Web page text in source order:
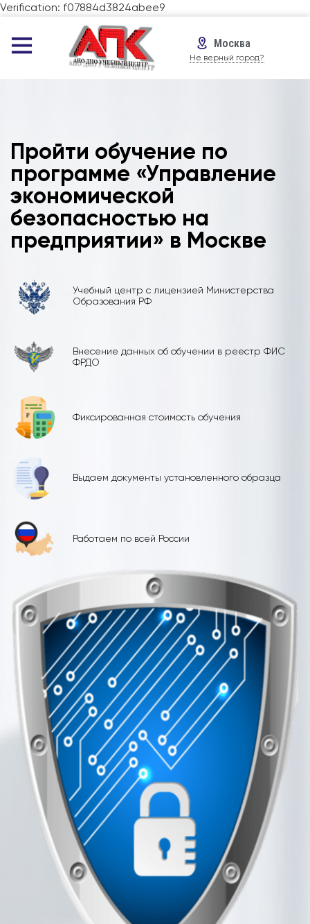
Verification: f07884d3824abee9
Москва
Не верный город?
Пройти обучение по
программе «Управление
экономической
безопасностью на
предприятии» в Москве
Учебный центр с лицензией Министерства
Образования РФ
Внесение данных об обучении в реестр ФИС
ФРДО
Фиксированная стоимость обучения
Выдаем документы установленного образца
Работаем по всей России